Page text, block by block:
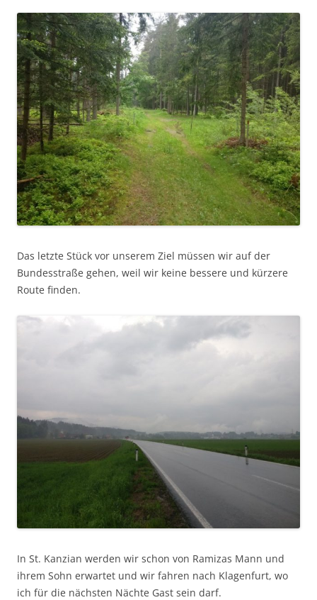
Das letzte Stück vor unserem Ziel müssen wir auf der
Bundesstraße gehen, weil wir keine bessere und kürzere
Route finden.
In St. Kanzian werden wir schon von Ramizas Mann und
ihrem Sohn erwartet und wir fahren nach Klagenfurt, wo
ich für die nächsten Nächte Gast sein darf.